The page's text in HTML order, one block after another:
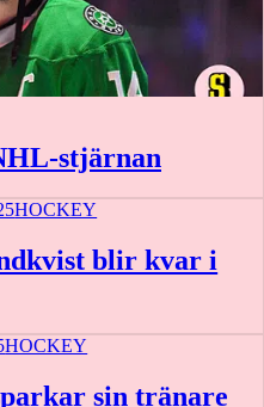
stjärnan
HOCKEY
blir kvar i
HOCKEY
sin tränare